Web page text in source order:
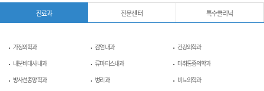
진료과 전문센터 특수클리닉
가정의학과 감염내과
건강의학과
내분비대사내과
류마티스내과
마취통증의학과
방사선종양학과
병리과
비뇨의학과